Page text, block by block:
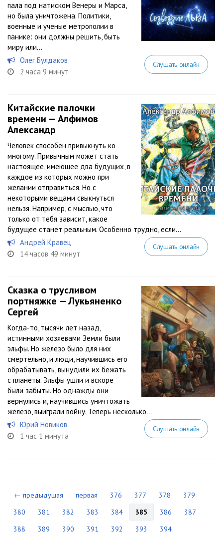
пала под натиском Венеры и Марса,
но была уничтожена. Политики,
военные и ученые метрополии в
панике: они должны решить, быть
миру или...
Олег Булдаков
2 часа 9 минут
Слушать онлайн
Китайские палочки
времени — Алфимов
Александр
Человек способен привыкнуть ко
многому. Привычным может стать
настоящее, имеющее два будущих, в
каждое из которых можно при
желании отправиться. Но с
некоторыми вещами свыкнуться
нельзя. Например, с мыслью, что
только от тебя зависит, какое
будущее станет реальным. Особенно трудно, если...
Андрей Кравец
14 часов 49 минут
Слушать онлайн
Сказка о трусливом
портняжке — Лукьяненко
Сергей
Когда-то, тысячи лет назад,
истинными хозяевами Земли были
эльфы. Но железо было для них
смертельно, и люди, научившись его
обрабатывать, вынудили их бежать
с планеты. Эльфы ушли и вскоре
были забыты. Но однажды они
вернулись и, научившись уничтожать
железо, выиграли войну. Теперь несколько...
Юрий Новиков
1 час 1 минута
Слушать онлайн
← предыдущая первая 376 377 378
379
380
381 382 383 384 385 386
387
388
389 390 391 392 393 394